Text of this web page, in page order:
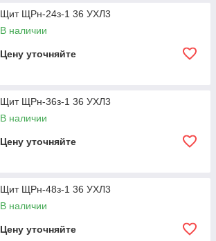
Щит ЩРн-24з-1 36 УХЛ3
В наличии
Цену уточняйте
Щит ЩРн-36з-1 36 УХЛ3
В наличии
Цену уточняйте
Щит ЩРн-48з-1 36 УХЛ3
В наличии
Цену уточняйте